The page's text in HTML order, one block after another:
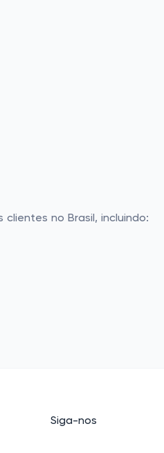
no Brasil, incluindo:
Siga-nos